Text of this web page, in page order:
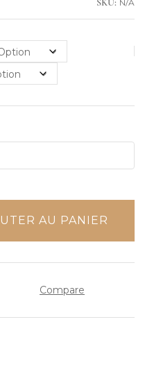
SKU: N/A
AU PANIER
Compare